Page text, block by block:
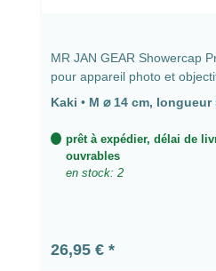
MR JAN GEAR Showercap Protection contre la pluie
pour appareil photo et
longueur 52 cm
Kaki • M ⌀ 14 cm,
prêt à expédier, délai de
ouvrables
en stock: 2
Prix régulier :
26,95 €